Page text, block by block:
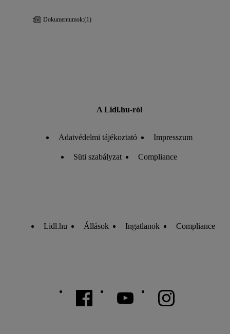
Dokumentumok:(1)
A Lidl.hu-ról
Adatvédelmi tájékoztató Impresszum
Süti szabályzat Compliance
Lidl.hu Állások Ingatlanok Compliance